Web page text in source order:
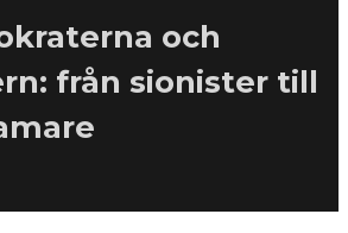
och
från sionister till